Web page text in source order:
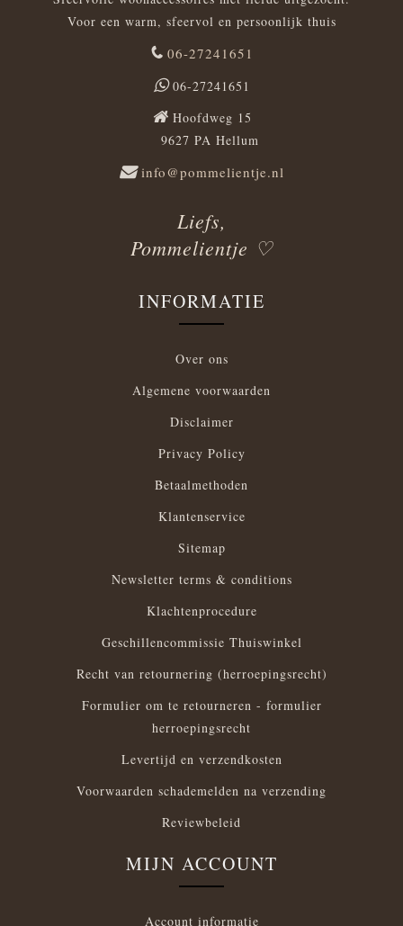
Voor een warm, sfeervol en persoonlijk thuis
06-27241651
06-27241651
Hoofdweg 15
9627 PA Hellum
info@pommelientje.nl
Liefs,
Pommelientje ♡
INFORMATIE
Over ons
Algemene voorwaarden
Disclaimer
Privacy Policy
Betaalmethoden
Klantenservice
Sitemap
Newsletter terms & conditions
Klachtenprocedure
Geschillencommissie Thuiswinkel
Recht van retournering (herroepingsrecht)
Formulier om te retourneren - formulier
herroepingsrecht
Levertijd en verzendkosten
Voorwaarden schademelden na verzending
Reviewbeleid
MIJN ACCOUNT
Account informatie